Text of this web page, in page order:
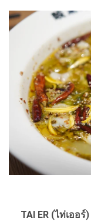
TAI ER (ไท่เออร์)